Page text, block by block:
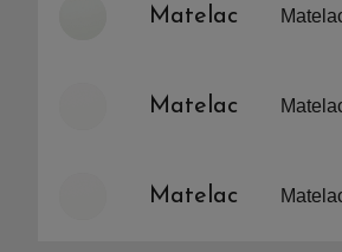
Matelac
Matelac
Matelac